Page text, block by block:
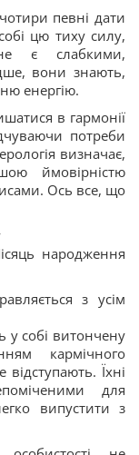
певні дати
цю тиху силу,
є слабкими,
вони знають,
енергію.
в гармонії
потреби
визначає,
ймовірністю
Ось все, що
народження
з усім
у собі витончену
кармічного
Їхні
для
випустити з